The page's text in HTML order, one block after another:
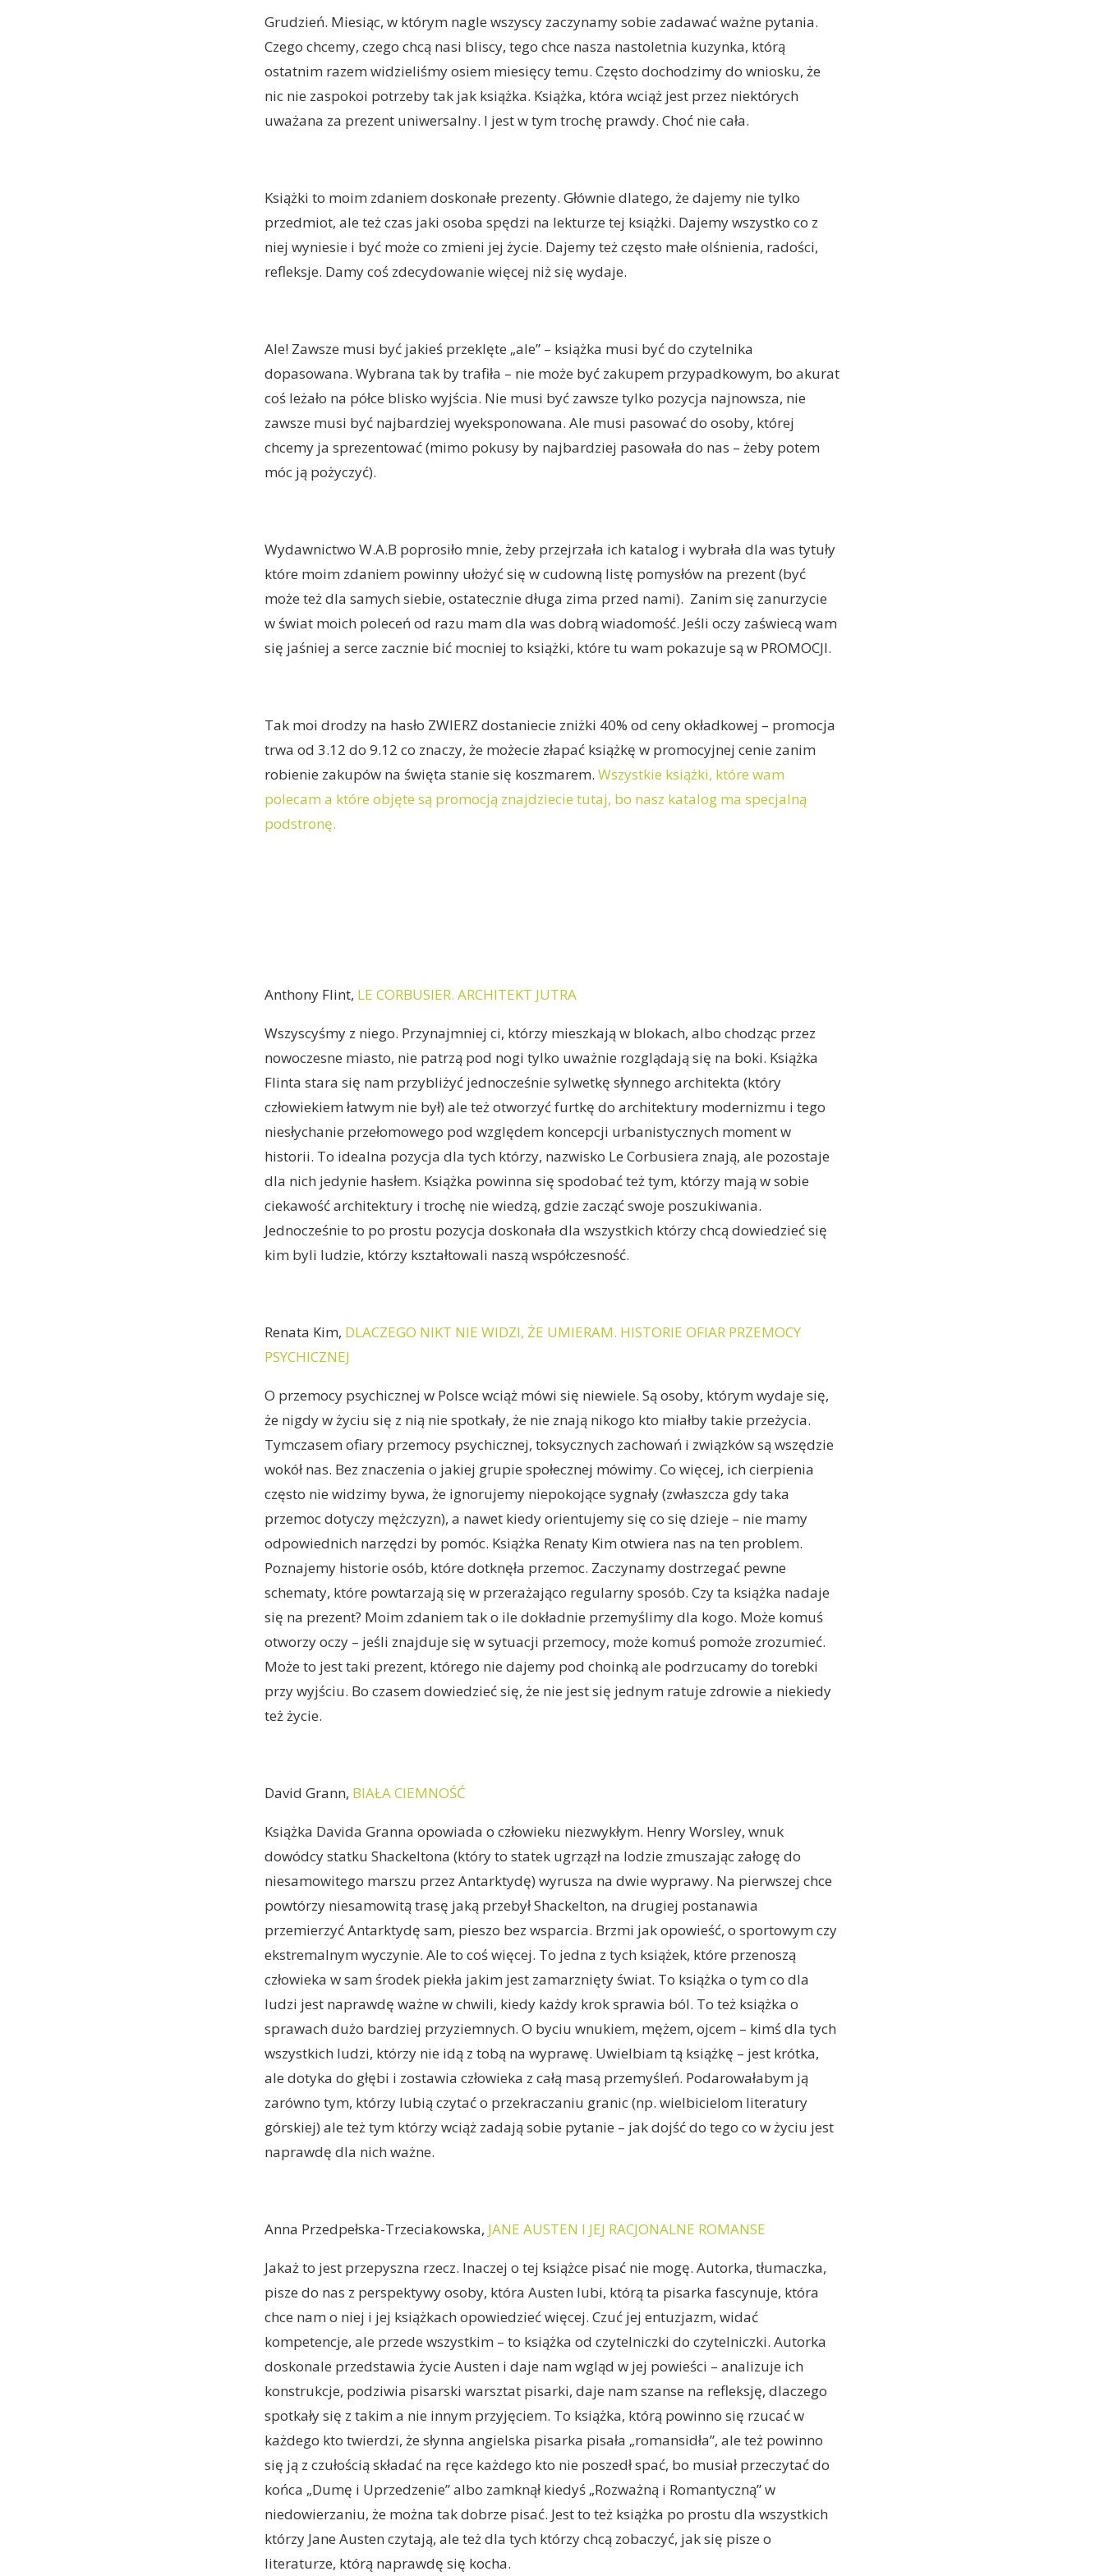
Grudzień. Miesiąc, w którym nagle wszyscy zaczynamy sobie zadawać ważne pytania.
Czego chcemy, czego chcą nasi bliscy, tego chce nasza nastoletnia kuzynka, którą
ostatnim razem widzieliśmy osiem miesięcy temu. Często dochodzimy do wniosku, że
nic nie zaspokoi potrzeby tak jak książka. Książka, która wciąż jest przez niektórych
uważana za prezent uniwersalny. I jest w tym trochę prawdy. Choć nie cała.
Książki to moim zdaniem doskonałe prezenty. Głównie dlatego, że dajemy nie tylko
przedmiot, ale też czas jaki osoba spędzi na lekturze tej książki. Dajemy wszystko co z
niej wyniesie i być może co zmieni jej życie. Dajemy też często małe olśnienia, radości,
refleksje. Damy coś zdecydowanie więcej niż się wydaje.
Ale! Zawsze musi być jakieś przeklęte „ale” – książka musi być do czytelnika
dopasowana. Wybrana tak by trafiła – nie może być zakupem przypadkowym, bo akurat
coś leżało na półce blisko wyjścia. Nie musi być zawsze tylko pozycja najnowsza, nie
zawsze musi być najbardziej wyeksponowana. Ale musi pasować do osoby, której
chcemy ja sprezentować (mimo pokusy by najbardziej pasowała do nas – żeby potem
móc ją pożyczyć).
Wydawnictwo W.A.B poprosiło mnie, żeby przejrzała ich katalog i wybrała dla was tytuły
które moim zdaniem powinny ułożyć się w cudowną listę pomysłów na prezent (być
może też dla samych siebie, ostatecznie długa zima przed nami). Zanim się zanurzycie
w świat moich poleceń od razu mam dla was dobrą wiadomość. Jeśli oczy zaświecą wam
się jaśniej a serce zacznie bić mocniej to książki, które tu wam pokazuje są w PROMOCJI.
Tak moi drodzy na hasło ZWIERZ dostaniecie zniżki 40% od ceny okładkowej – promocja
trwa od 3.12 do 9.12 co znaczy, że możecie złapać książkę w promocyjnej cenie zanim
robienie zakupów na święta stanie się koszmarem. Wszystkie książki, które wam
polecam a które objęte są promocją znajdziecie tutaj, bo nasz katalog ma specjalną
podstronę.
Anthony Flint, LE CORBUSIER. ARCHITEKT JUTRA
Wszyscyśmy z niego. Przynajmniej ci, którzy mieszkają w blokach, albo chodząc przez
nowoczesne miasto, nie patrzą pod nogi tylko uważnie rozglądają się na boki. Książka
Flinta stara się nam przybliżyć jednocześnie sylwetkę słynnego architekta (który
człowiekiem łatwym nie był) ale też otworzyć furtkę do architektury modernizmu i tego
niesłychanie przełomowego pod względem koncepcji urbanistycznych moment w
historii. To idealna pozycja dla tych którzy, nazwisko Le Corbusiera znają, ale pozostaje
dla nich jedynie hasłem. Książka powinna się spodobać też tym, którzy mają w sobie
ciekawość architektury i trochę nie wiedzą, gdzie zacząć swoje poszukiwania.
Jednocześnie to po prostu pozycja doskonała dla wszystkich którzy chcą dowiedzieć się
kim byli ludzie, którzy kształtowali naszą współczesność.
Renata Kim, DLACZEGO NIKT NIE WIDZI, ŻE UMIERAM. HISTORIE OFIAR PRZEMOCY
PSYCHICZNEJ
O przemocy psychicznej w Polsce wciąż mówi się niewiele. Są osoby, którym wydaje się,
że nigdy w życiu się z nią nie spotkały, że nie znają nikogo kto miałby takie przeżycia.
Tymczasem ofiary przemocy psychicznej, toksycznych zachowań i związków są wszędzie
wokół nas. Bez znaczenia o jakiej grupie społecznej mówimy. Co więcej, ich cierpienia
często nie widzimy bywa, że ignorujemy niepokojące sygnały (zwłaszcza gdy taka
przemoc dotyczy mężczyzn), a nawet kiedy orientujemy się co się dzieje – nie mamy
odpowiednich narzędzi by pomóc. Książka Renaty Kim otwiera nas na ten problem.
Poznajemy historie osób, które dotknęła przemoc. Zaczynamy dostrzegać pewne
schematy, które powtarzają się w przerażająco regularny sposób. Czy ta książka nadaje
się na prezent? Moim zdaniem tak o ile dokładnie przemyślimy dla kogo. Może komuś
otworzy oczy – jeśli znajduje się w sytuacji przemocy, może komuś pomoże zrozumieć.
Może to jest taki prezent, którego nie dajemy pod choinką ale podrzucamy do torebki
przy wyjściu. Bo czasem dowiedzieć się, że nie jest się jednym ratuje zdrowie a niekiedy
też życie.
David Grann, BIAŁA CIEMNOŚĆ
Książka Davida Granna opowiada o człowieku niezwykłym. Henry Worsley, wnuk
dowódcy statku Shackeltona (który to statek ugrzązł na lodzie zmuszając załogę do
niesamowitego marszu przez Antarktydę) wyrusza na dwie wyprawy. Na pierwszej chce
powtórzy niesamowitą trasę jaką przebył Shackelton, na drugiej postanawia
przemierzyć Antarktydę sam, pieszo bez wsparcia. Brzmi jak opowieść, o sportowym czy
ekstremalnym wyczynie. Ale to coś więcej. To jedna z tych książek, które przenoszą
człowieka w sam środek piekła jakim jest zamarznięty świat. To książka o tym co dla
ludzi jest naprawdę ważne w chwili, kiedy każdy krok sprawia ból. To też książka o
sprawach dużo bardziej przyziemnych. O byciu wnukiem, mężem, ojcem – kimś dla tych
wszystkich ludzi, którzy nie idą z tobą na wyprawę. Uwielbiam tą książkę – jest krótka,
ale dotyka do głębi i zostawia człowieka z całą masą przemyśleń. Podarowałabym ją
zarówno tym, którzy lubią czytać o przekraczaniu granic (np. wielbicielom literatury
górskiej) ale też tym którzy wciąż zadają sobie pytanie – jak dojść do tego co w życiu jest
naprawdę dla nich ważne.
Anna Przedpełska-Trzeciakowska, JANE AUSTEN I JEJ RACJONALNE ROMANSE
Jakaż to jest przepyszna rzecz. Inaczej o tej książce pisać nie mogę. Autorka, tłumaczka,
pisze do nas z perspektywy osoby, która Austen lubi, którą ta pisarka fascynuje, która
chce nam o niej i jej książkach opowiedzieć więcej. Czuć jej entuzjazm, widać
kompetencje, ale przede wszystkim – to książka od czytelniczki do czytelniczki. Autorka
doskonale przedstawia życie Austen i daje nam wgląd w jej powieści – analizuje ich
konstrukcje, podziwia pisarski warsztat pisarki, daje nam szanse na refleksję, dlaczego
spotkały się z takim a nie innym przyjęciem. To książka, którą powinno się rzucać w
każdego kto twierdzi, że słynna angielska pisarka pisała „romansidła”, ale też powinno
się ją z czułością składać na ręce każdego kto nie poszedł spać, bo musiał przeczytać do
końca „Dumę i Uprzedzenie” albo zamknął kiedyś „Rozważną i Romantyczną” w
niedowierzaniu, że można tak dobrze pisać. Jest to też książka po prostu dla wszystkich
którzy Jane Austen czytają, ale też dla tych którzy chcą zobaczyć, jak się pisze o
literaturze, którą naprawdę się kocha.